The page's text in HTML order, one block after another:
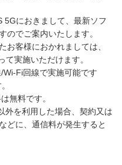
5Gにおきまして、最新ソフ
のでご案内いたします。
お客様におかれましては、
て実施いただけます。
Fi回線で実施可能です
無料です。
を利用した場合、契約又は
どに、通信料が発生すると